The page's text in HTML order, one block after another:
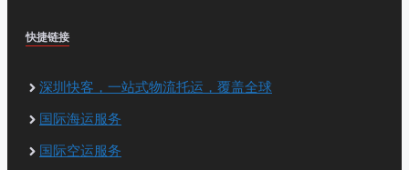
快捷链接
深圳快客，一站式物流托运，覆盖全球
国际海运服务
国际空运服务